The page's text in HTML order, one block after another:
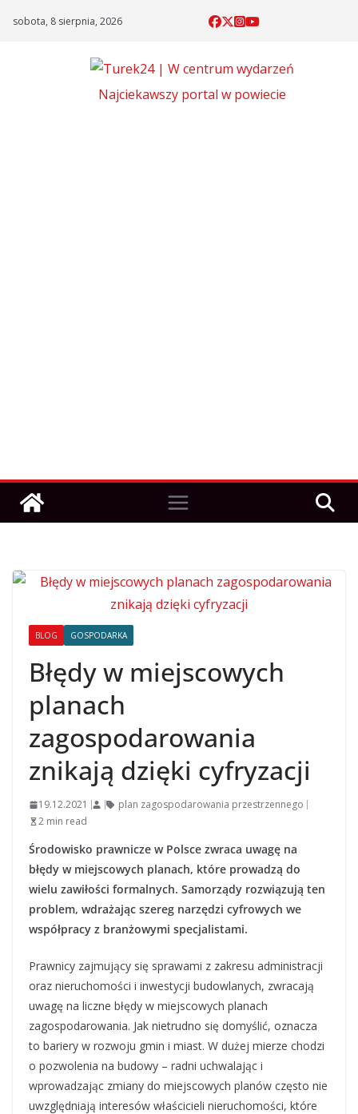
sobota, 8 sierpnia, 2026
Najciekawszy portal w powiecie
BLOG GOSPODARKA
Błędy w miejscowych
planach
zagospodarowania
znikają dzięki cyfryzacji
19.12.2021
plan zagospodarowania przestrzennego
2 min read
Środowisko prawnicze w Polsce zwraca uwagę na
błędy w miejscowych planach, które prowadzą do
wielu zawiłości formalnych. Samorządy rozwiązują ten
problem, wdrażając szereg narzędzi cyfrowych we
współpracy z branżowymi specjalistami.
Prawnicy zajmujący się sprawami z zakresu administracji
oraz nieruchomości i inwestycji budowlanych, zwracają
uwagę na liczne błędy w miejscowych planach
zagospodarowania. Jak nietrudno się domyślić, oznacza
to bariery w rozwoju gmin i miast. W dużej mierze chodzi
o pozwolenia na budowy – radni uchwalając i
wprowadzając zmiany do miejscowych planów często nie
uwzględniają interesów właścicieli nieruchomości, które